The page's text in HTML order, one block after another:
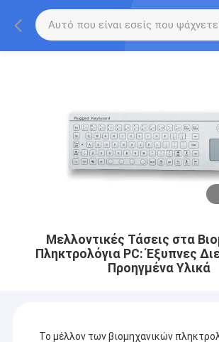
Μελλοντικές Τάσεις στα
Πληκτρολόγια PC: Έξυπνες
Προηγμένα Υλικά
Το μέλλον των βιομηχανικών